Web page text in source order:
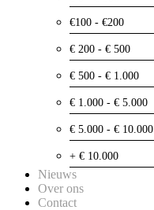
€100 - €200
€ 200 - € 500
€ 500 - € 1.000
€ 1.000 - € 5.000
€ 5.000 - € 10.000
+ € 10.000
Nieuws
Over ons
Contact